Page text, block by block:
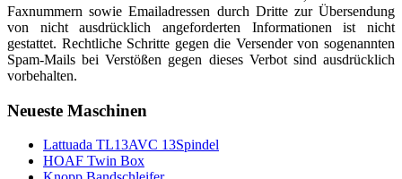
Spiegelträume...
Gewinnen Sie einen Eindruck aus unserem Spiegelsortiment
Gebrauchte Maschinen
Besuchen Sie unsere Rubrik gebrauchte Maschinen. Wir haben
Faxnummern sowie Emailadressen durch Dritte zur Übersendung
von nicht ausdrücklich angeforderten Informationen ist nicht
gestattet. Rechtliche Schritte gegen die Versender von sogenannten
Spam-Mails bei Verstößen gegen dieses Verbot sind ausdrücklich
vorbehalten.
Neueste Maschinen
Lattuada TL13AVC 13Spindel
HOAF Twin Box